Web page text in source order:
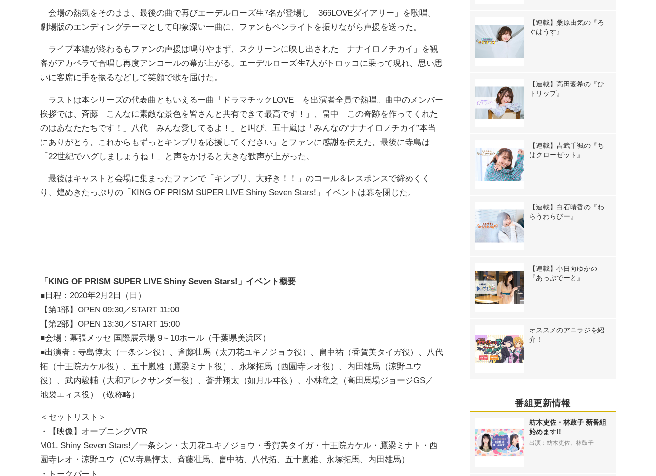
会場の熱気をそのまま、最後の曲で再びエーデルローズ生7名が登場し「366LOVEダイアリー」を歌唱。
劇場版のエンディングテーマとして印象深い一曲に、ファンもペンライトを振りながら声援を送った。
ライブ本編が終わるもファンの声援は鳴りやまず、スクリーンに映し出された「ナナイロノチカイ」を観
客がアカペラで合唱し再度アンコールの幕が上がる。エーデルローズ生7人がトロッコに乗って現れ、思い思
いに客席に手を振るなどして笑顔で歌を届けた。
ラストは本シリーズの代表曲ともいえる一曲「ドラマチックLOVE」を出演者全員で熱唱。曲中のメンバー
挨拶では、斉藤「こんなに素敵な景色を皆さんと共有できて最高です！」、畠中「この奇跡を作ってくれた
のはあなたたちです！」八代「みんな愛してるよ！」と叫び、五十嵐は「みんなの“ナナイロノチカイ”本当
にありがとう。これからもずっとキンプリを応援してください」とファンに感謝を伝えた。最後に寺島は
「22世紀でハグしましょうね！」と声をかけると大きな歓声が上がった。
最後はキャストと会場に集まったファンで「キンプリ、大好き！！」のコール＆レスポンスで締めくく
り、煌めきたっぷりの「KING OF PRISM SUPER LIVE Shiny Seven Stars!」イベントは幕を閉じた。
「 KING OF PRISM SUPER LIVE Shiny Seven Stars! 」イベント概要
■日程：2020年2月2日（日）
【第1部】OPEN 09:30／START 11:00
【第2部】OPEN 13:30／START 15:00
■会場：幕張メッセ 国際展示場 9～10ホール（千葉県美浜区）
■出演者：寺島惇太（一条シン役）、斉藤壮馬（太刀花ユキノジョウ役）、畠中祐（香賀美タイガ役）、八代
拓（十王院カケル役）、五十嵐雅（鷹梁ミナト役）、永塚拓馬（西園寺レオ役）、内田雄馬（涼野ユウ
役）、武内駿輔（大和アレクサンダー役）、蒼井翔太（如月ルヰ役）、小林竜之（高田馬場ジョージGS／
池袋エィス役）（敬称略）
＜セットリスト＞
・【映像】オープニングVTR
M01. Shiny Seven Stars!／一条シン・太刀花ユキノジョウ・香賀美タイガ・十王院カケル・鷹梁ミナト・西
園寺レオ・涼野ユウ（CV.寺島惇太、斉藤壮馬、畠中祐、八代拓、五十嵐雅、永塚拓馬、内田雄馬）
・トークパート
【連載】桑原由気の『ろ
ぐはうす』
【連載】高田憂希の『ひ
トリップ』
【連載】吉武千颯の『ち
はクローゼット』
【連載】白石晴香の『わ
らうわらびー』
【連載】小日向ゆかの
『あっぷでーと』
オススメのアニラジを紹
介！
番組更新情報
紡木吏佐・林鼓子 新番組
始めます!!
出演：紡木吏佐、林鼓子